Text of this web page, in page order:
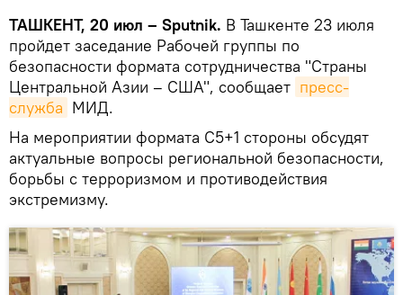
ТАШКЕНТ, 20 июл – Sputnik. В Ташкенте 23 июля
пройдет заседание Рабочей группы по
безопасности формата сотрудничества "Страны
Центральной Азии – США", сообщает пресс-
служба МИД.
На мероприятии формата C5+1 стороны обсудят
актуальные вопросы региональной безопасности,
борьбы с терроризмом и противодействия
экстремизму.